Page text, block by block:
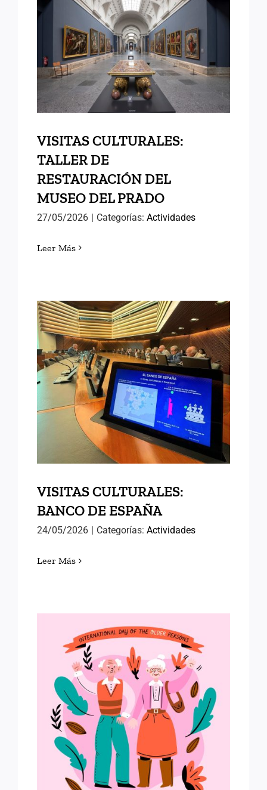
VISITAS CULTURALES:
TALLER DE
RESTAURACIÓN DEL
MUSEO DEL PRADO
VISITAS CULTURALES:
TALLER DE
RESTAURACIÓN DEL
MUSEO DEL PRADO
27/05/2026 | Categorías:Actividades
Leer Más
VISITAS CULTURALES:
BANCO DE ESPAÑA
VISITAS CULTURALES:
BANCO DE ESPAÑA
24/05/2026 Categorías:Actividades
Leer Más
LOS DERECHOS DE LAS
PERSONAS MAYORES
CUENTAN